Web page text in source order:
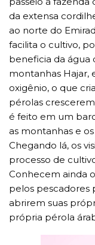
da extensa
ao norte do
facilita o cultivo,
beneficia da água
montanhas Hajar,
oxigênio, o que
pérolas
é feito em um
as montanhas e
Chegando lá, os
processo de
Conhecem ainda
pelos pescadores
abrirem suas
própria pérola